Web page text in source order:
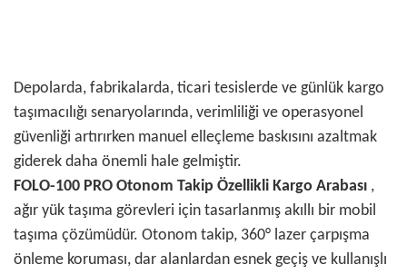
Depolarda, fabrikalarda, ticari tesislerde ve günlük kargo
taşımacılığı senaryolarında, verimliliği ve operasyonel
güvenliği artırırken manuel elleçleme baskısını azaltmak
giderek daha önemli hale gelmiştir.
FOLO-100 PRO Otonom Takip Özellikli Kargo Arabası ,
ağır yük taşıma görevleri için tasarlanmış akıllı bir mobil
taşıma çözümüdür. Otonom takip, 360° lazer çarpışma
önleme koruması, dar alanlardan esnek geçiş ve kullanışlı